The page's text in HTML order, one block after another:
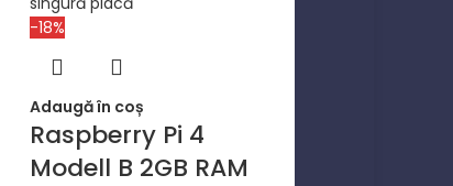
-18%
Adaugă în coș
Raspberry Pi 4
Modell B 2GB RAM